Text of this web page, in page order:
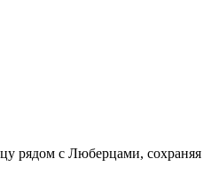
рядом с Люберцами, сохраняя